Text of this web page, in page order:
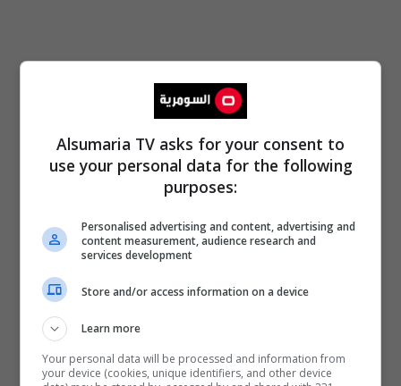
Alsumaria TV asks for your consent to
use your personal data for the following
purposes:
Personalised advertising and content, advertising and
content measurement, audience research and
services development
Store and/or access information on a device
Learn more
Your personal data will be processed and information from
your device (cookies, unique identifiers, and other device